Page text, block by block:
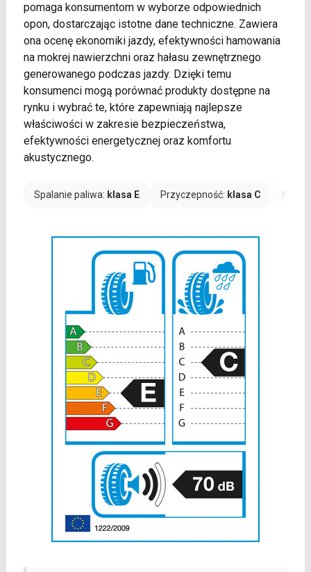
pomaga konsumentom w wyborze odpowiednich
opon, dostarczając istotne dane techniczne. Zawiera
ona ocenę ekonomiki jazdy, efektywności hamowania
na mokrej nawierzchni oraz hałasu zewnętrznego
generowanego podczas jazdy. Dzięki temu
konsumenci mogą porównać produkty dostępne na
rynku i wybrać te, które zapewniają najlepsze
właściwości w zakresie bezpieczeństwa,
efektywności energetycznej oraz komfortu
akustycznego.
Spalanie paliwa: klasa E Przyczepność: klasa C Hałas: